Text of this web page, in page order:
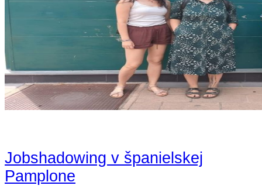
Jobshadowing v španielskej
Pamplone